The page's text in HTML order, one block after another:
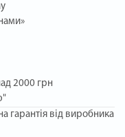
2000 грн
гарантія від виробника